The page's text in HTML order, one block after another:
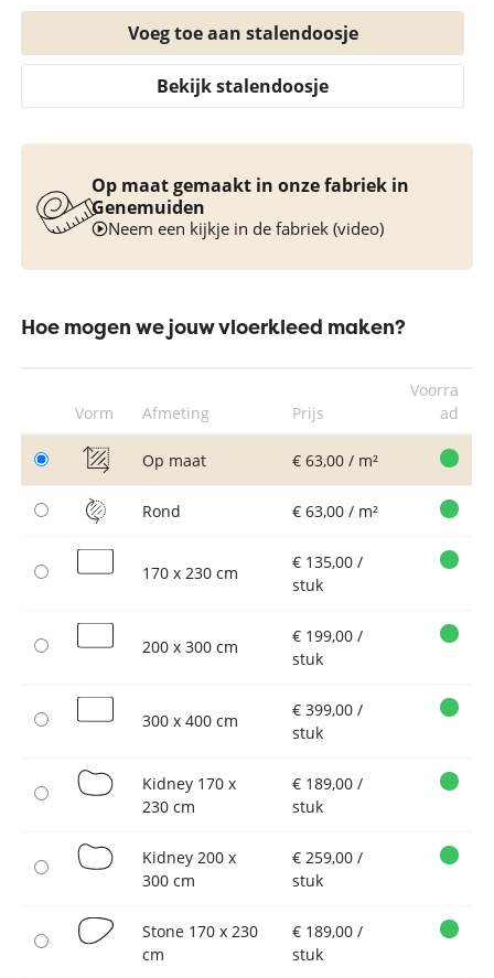
Voeg toe aan stalendoosje
Bekijk stalendoosje
Op maat gemaakt in onze fabriek in
Genemuiden
Neem een kijkje in de fabriek (video)
Hoe mogen we jouw vloerkleed maken?
Vorm Afmeting Prijs
Voorra
ad
Op maat € 63,00 / m²
Rond € 63,00 / m²
170 x 230 cm
€ 135,00 /
stuk
200 x 300 cm
€ 199,00 /
stuk
300 x 400 cm
€ 399,00 /
stuk
Kidney 170 x
230 cm
€ 189,00 /
stuk
Kidney 200 x
300 cm
€ 259,00 /
stuk
Stone 170 x 230
cm
€ 189,00 /
stuk